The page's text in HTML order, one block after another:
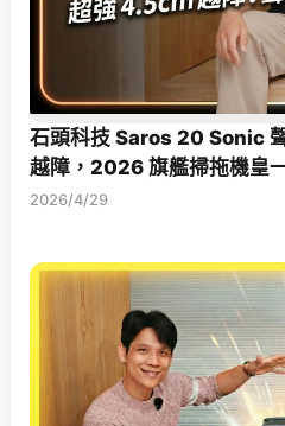
石頭科技 Saros 20 Sonic
越障，2026 旗艦掃拖機皇
2026/4/29